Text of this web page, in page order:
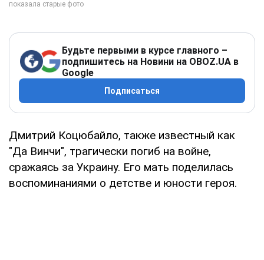
Будьте первыми в курсе главного –
подпишитесь на Новини на OBOZ.UA в
Google
Подписаться
Дмитрий Коцюбайло, также известный как
"Да Винчи", трагически погиб на войне,
сражаясь за Украину. Его мать поделилась
воспоминаниями о детстве и юности героя.